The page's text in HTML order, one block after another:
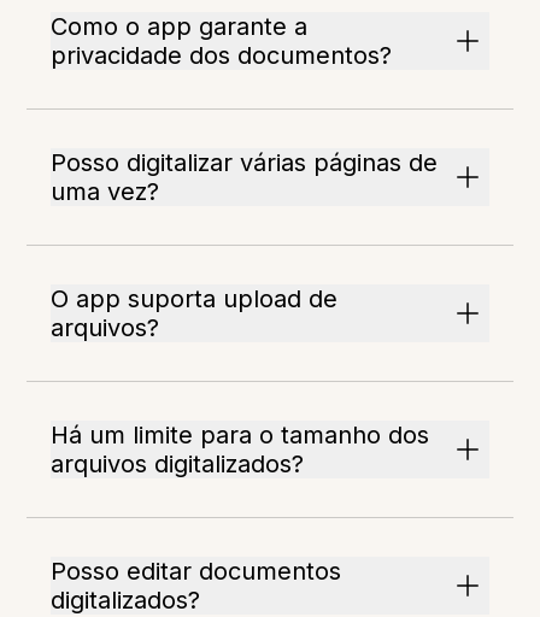
Como o app garante a
privacidade dos documentos?
Posso digitalizar várias páginas de
uma vez?
O app suporta upload de
arquivos?
Há um limite para o tamanho dos
arquivos digitalizados?
Posso editar documentos
digitalizados?